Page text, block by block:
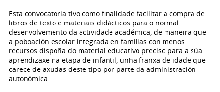
Esta convocatoria tivo como finalidade facilitar a compra de
libros de texto e materiais didácticos para o normal
desenvolvemento da actividade académica, de maneira que
a poboación escolar integrada en familias con menos
recursos dispoña do material educativo preciso para a súa
aprendizaxe na etapa de infantil, unha franxa de idade que
carece de axudas deste tipo por parte da administración
autonómica.